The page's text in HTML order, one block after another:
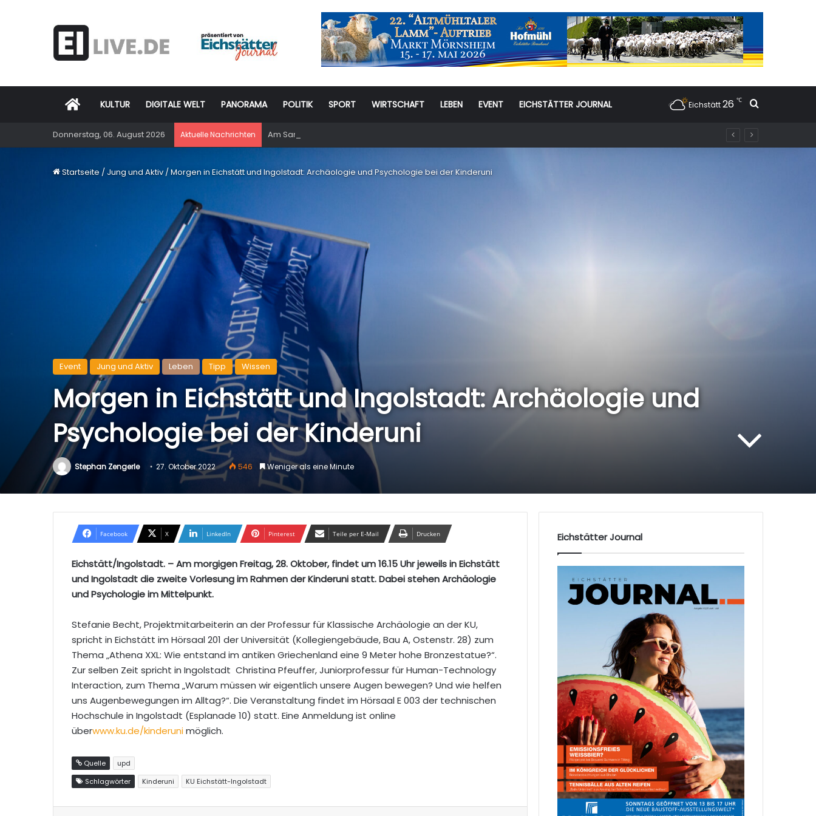
Startseite
KULTUR DIGITALE WELT PANORAMA POLITIK SPORT WIRTSCHAFT LEBEN EVENT EICHSTÄTTER JOURNAL Eichstätt26 ℃ Suchen
Donnerstag, 06. August 2026 Aktuelle Nachrichten Am Samstag: 6. Eichstätter Kinder- und Jugendtag – für ganze Familie
Startseite / Jung und Aktiv /Morgen in Eichstätt und Ingolstadt: Archäologie und Psychologie bei der Kinderuni
Event Jung und Aktiv Leben Tipp Wissen
Morgen in Eichstätt und Ingolstadt: Archäologie und
Psychologie bei der Kinderuni
Stephan Zengerle 27. Oktober 2022 546 Weniger als eine Minute
Facebook X LinkedIn Pinterest Teile per E-Mail Drucken
Eichstätt/Ingolstadt. – Am morgigen Freitag, 28. Oktober, findet um 16.15 Uhr jeweils in Eichstätt
und Ingolstadt die zweite Vorlesung im Rahmen der Kinderuni statt. Dabei stehen Archäologie
und Psychologie im Mittelpunkt.
Stefanie Becht, Projektmitarbeiterin an der Professur für Klassische Archäologie an der KU,
spricht in Eichstätt im Hörsaal 201 der Universität (Kollegiengebäude, Bau A, Ostenstr. 28) zum
Thema „Athena XXL: Wie entstand im antiken Griechenland eine 9 Meter hohe Bronzestatue?“.
Zur selben Zeit spricht in Ingolstadt Christina Pfeuffer, Juniorprofessur für Human-Technology
Interaction, zum Thema „Warum müssen wir eigentlich unsere Augen bewegen? Und wie helfen
uns Augenbewegungen im Alltag?“. Die Veranstaltung findet im Hörsaal E 003 der technischen
Hochschule in Ingolstadt (Esplanade 10) statt. Eine Anmeldung ist online
überwww.ku.de/kinderunimöglich.
Quelle
upd
Schlagwörter
Kinderuni KU Eichstätt-Ingolstadt
Eichstätter Journal